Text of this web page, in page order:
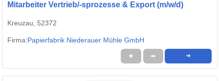
Mitarbeiter Vertrieb/-sprozesse & Export (m/w/d)
Kreuzau, 52372
Firma:Papierfabrik Niederauer Mühle GmbH
★ ➦ ➜